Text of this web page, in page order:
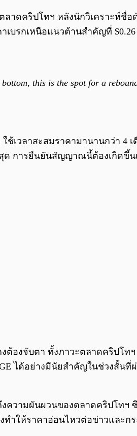
าดคริปโทฯ หลังนักวิเคราะห์ชื่อ
บรกเหนือแนวต้านสำคัญที่
this is the spot for a
ใช้เวลาสะสมราคามานานกว่า
การยืนยันสัญญาณนี้ต้องเกิดขึ้น
องจับตา ทั้งภาวะตลาดคริปโท
ได้อย่างมีนัยสำคัญในช่วงสั้น
วามผันผวนของตลาดคริปโทฯ
ำให้ราคาอ่อนไหวต่อข่าวและก